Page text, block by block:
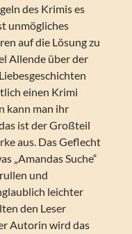
des Krimis es
unmögliches
auf die Lösung zu
Allende über der
einen Krimi
kann man ihr
ist der Großteil
aus. Das Geflecht
„Amandas Suche“
und
leichter
den Leser
Autorin wird das